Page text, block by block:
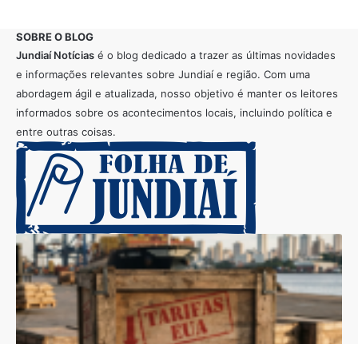
SOBRE O BLOG
Jundiaí Notícias é o blog dedicado a trazer as últimas novidades
e informações relevantes sobre Jundiaí e região. Com uma
abordagem ágil e atualizada, nosso objetivo é manter os leitores
informados sobre os acontecimentos locais, incluindo política e
entre outras coisas.